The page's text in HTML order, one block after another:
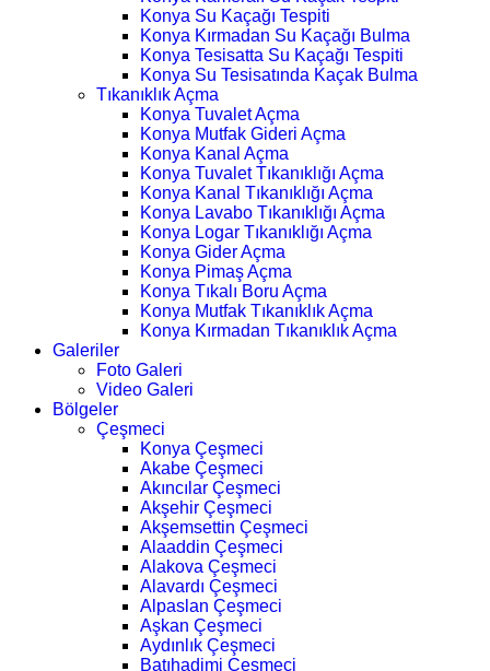
Konya Su Kaçağı Tespiti
Konya Kırmadan Su Kaçağı Bulma
Konya Tesisatta Su Kaçağı Tespiti
Konya Su Tesisatında Kaçak Bulma
Tıkanıklık Açma
Konya Tuvalet Açma
Konya Mutfak Gideri Açma
Konya Kanal Açma
Konya Tuvalet Tıkanıklığı Açma
Konya Kanal Tıkanıklığı Açma
Konya Lavabo Tıkanıklığı Açma
Konya Logar Tıkanıklığı Açma
Konya Gider Açma
Konya Pimaş Açma
Konya Tıkalı Boru Açma
Konya Mutfak Tıkanıklık Açma
Konya Kırmadan Tıkanıklık Açma
Galeriler
Foto Galeri
Video Galeri
Bölgeler
Çeşmeci
Konya Çeşmeci
Akabe Çeşmeci
Akıncılar Çeşmeci
Akşehir Çeşmeci
Akşemsettin Çeşmeci
Alaaddin Çeşmeci
Alakova Çeşmeci
Alavardı Çeşmeci
Alpaslan Çeşmeci
Aşkan Çeşmeci
Aydınlık Çeşmeci
Batıhadimi Çeşmeci